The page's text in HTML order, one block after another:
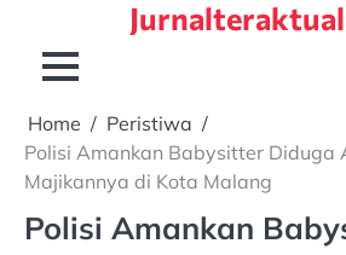
content
Home
Peristiwa
Polisi Amankan Babysitter Diduga
Majikannya di Kota Malang
Polisi Amankan